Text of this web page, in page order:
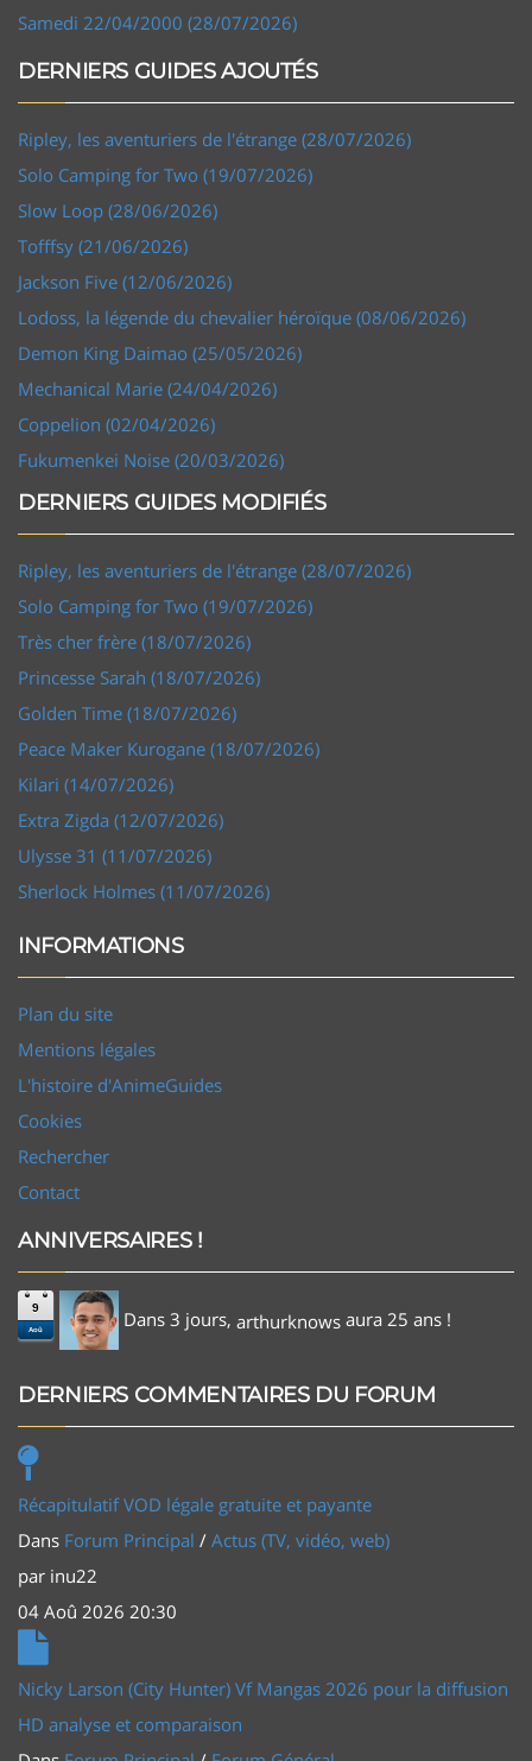
Samedi 22/04/2000 (28/07/2026)
DERNIERS GUIDES AJOUTÉS
Ripley, les aventuriers de l'étrange (28/07/2026)
Solo Camping for Two (19/07/2026)
Slow Loop (28/06/2026)
Tofffsy (21/06/2026)
Jackson Five (12/06/2026)
Lodoss, la légende du chevalier héroïque (08/06/2026)
Demon King Daimao (25/05/2026)
Mechanical Marie (24/04/2026)
Coppelion (02/04/2026)
Fukumenkei Noise (20/03/2026)
DERNIERS GUIDES MODIFIÉS
Ripley, les aventuriers de l'étrange (28/07/2026)
Solo Camping for Two (19/07/2026)
Très cher frère (18/07/2026)
Princesse Sarah (18/07/2026)
Golden Time (18/07/2026)
Peace Maker Kurogane (18/07/2026)
Kilari (14/07/2026)
Extra Zigda (12/07/2026)
Ulysse 31 (11/07/2026)
Sherlock Holmes (11/07/2026)
INFORMATIONS
Plan du site
Mentions légales
L'histoire d'AnimeGuides
Cookies
Rechercher
Contact
ANNIVERSAIRES !
9
Aoû Dans 3 jours, arthurknows aura 25 ans !
DERNIERS COMMENTAIRES DU FORUM
Récapitulatif VOD légale gratuite et payante
Dans Forum Principal / Actus (TV, vidéo, web)
par inu22
04 Aoû 2026 20:30
Nicky Larson (City Hunter) Vf Mangas 2026 pour la diffusion
HD analyse et comparaison